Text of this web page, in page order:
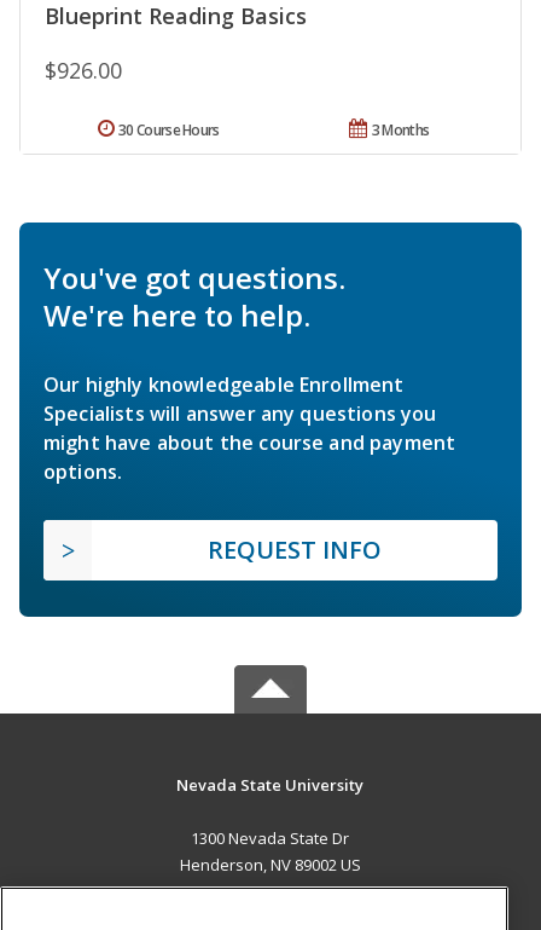
Blueprint Reading Basics
$926.00
3 Months
30 Course Hours
You've got questions.
We're here to help.
Our highly knowledgeable Enrollment
Specialists will answer any questions you
might have about the course and payment
options.
REQUEST INFO
Nevada State University
1300 Nevada State Dr
Henderson, NV 89002 US